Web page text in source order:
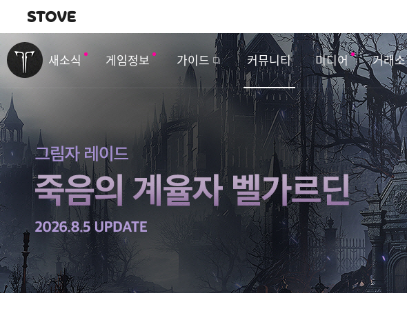
내비게이션
새소식 게임정보 가이드 커뮤니티 미디어 거래소
벤
트
&
업
데
이
트